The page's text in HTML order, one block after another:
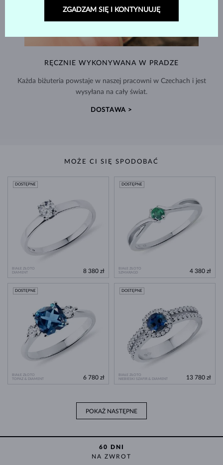
RĘCZNIE WYKONYWANA W PRADZE
Każda biżuteria powstaje w naszej pracowni w Czechach i jest
wysyłana na cały świat.
DOSTAWA >
MOŻE CI SIĘ SPODOBAĆ
BIAŁE ZŁOTO
DIAMENT
DOSTĘPNE
8 380 zł
BIAŁE ZŁOTO
SZMARAGD
DOSTĘPNE
4 380 zł
BIAŁE ZŁOTO
TOPAZ & DIAMENT
DOSTĘPNE
6 780 zł
BIAŁE ZŁOTO
NIEBIESKI SZAFIR & DIAMENT
DOSTĘPNE
13 780 zł
POKAŻ NASTĘPNE
60 DNI
NA ZWROT
ZGADZAM SIĘ I KONTYNUUJĘ